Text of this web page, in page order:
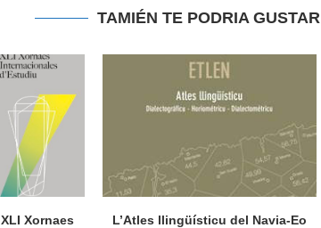
TAMIÉN TE PODRIA GUSTAR
Xornaes
L’Atles llingüísticu del Navia-Eo